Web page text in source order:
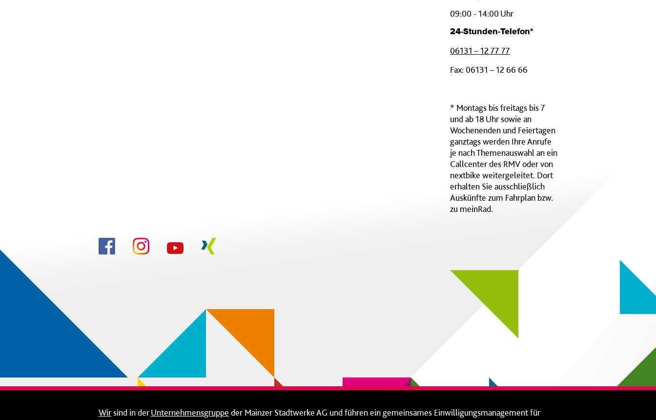
09:00 - 14:00 Uhr
24-Stunden-Telefon*
06131 – 12 77 77
Fax: 06131 – 12 66 66
* Montags bis freitags bis 7
und ab 18 Uhr sowie an
Wochenenden und Feiertagen
ganztags werden Ihre Anrufe
je nach Themenauswahl an ein
Callcenter des RMV oder von
nextbike weitergeleitet. Dort
erhalten Sie ausschließlich
Auskünfte zum Fahrplan bzw.
zu meinRad.
Wirsind in derUnternehmensgruppe der Mainzer Stadtwerke AG und führen ein gemeinsames Einwilligungsmanagement für